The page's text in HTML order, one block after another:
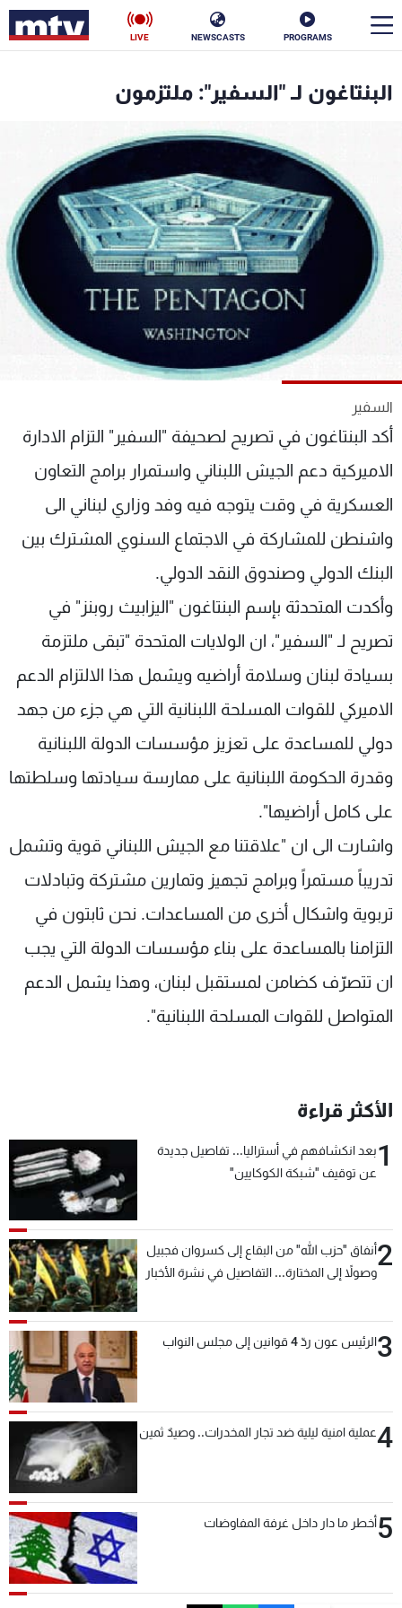
PROGRAMS
NEWSCASTS
LIVE
البنتاغون لـ "السفير": ملتزمون
السفير
أكد البنتاغون في تصريح لصحيفة "السفير" التزام الادارة
الاميركية دعم الجيش اللبناني واستمرار برامج التعاون
العسكرية في وقت يتوجه فيه وفد وزاري لبناني الى
واشنطن للمشاركة في الاجتماع السنوي المشترك بين
البنك الدولي وصندوق النقد الدولي.
وأكدت المتحدثة بإسم البنتاغون "اليزابيث روبنز" في
تصريح لـ "السفير"، ان الولايات المتحدة "تبقى ملتزمة
بسيادة لبنان وسلامة أراضيه ويشمل هذا الالتزام الدعم
الاميركي للقوات المسلحة اللبنانية التي هي جزء من جهد
دولي للمساعدة على تعزيز مؤسسات الدولة اللبنانية
وقدرة الحكومة اللبنانية على ممارسة سيادتها وسلطتها
على كامل أراضيها".
واشارت الى ان "علاقتنا مع الجيش اللبناني قوية وتشمل
تدريباً مستمراً وبرامج تجهيز وتمارين مشتركة وتبادلات
تربوية واشكال أخرى من المساعدات. نحن ثابتون في
التزامنا بالمساعدة على بناء مؤسسات الدولة التي يجب
ان تتصرّف كضامن لمستقبل لبنان، وهذا يشمل الدعم
المتواصل للقوات المسلحة اللبنانية".
الأكثر قراءة
1بعد انكشافهم في أستراليا... تفاصيل جديدة
عن توقيف "شبكة الكوكايين"
2أنفاق "حزب الله" من البقاع إلى كسروان فجبيل
وصولاً إلى المختارة... التفاصيل في نشرة الأخبار
3الرئيس عون ردّ 4 قوانين إلى مجلس النواب
4عملية امنية ليلية ضد تجار المخدرات.. وصيدٌ ثمين
5أخطر ما دار داخل غرفة المفاوضات
إقتصاد فن
منوعات رياضة
كأس العالم
جدول البرامج
شاهد البرامج
الترددات
عن MTV
لاعلاناتكم
وظائف
شروط الإسـتخدام